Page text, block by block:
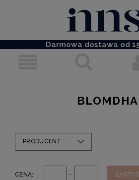
Darmowa dostawa od
PRODUCENT
CENA: -